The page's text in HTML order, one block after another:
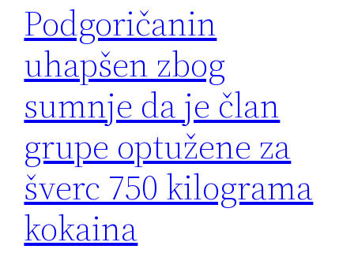
Podgoričanin
uhapšen zbog
sumnje da je član
grupe optužene za
šverc 750 kilograma
kokaina